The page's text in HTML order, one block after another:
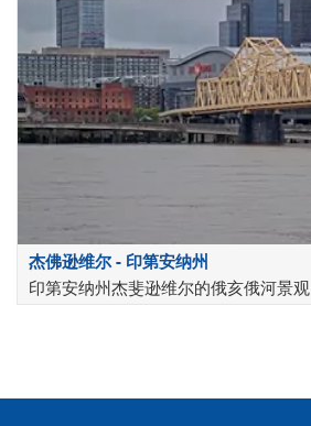
杰佛逊维尔 - 印第安纳州
印第安纳州杰斐逊维尔的俄亥俄河景观